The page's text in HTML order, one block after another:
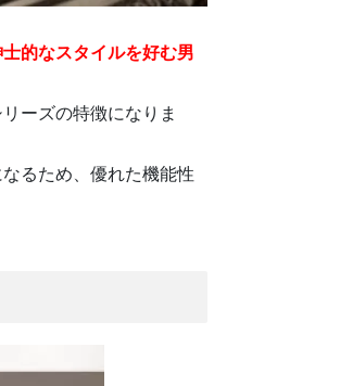
的なスタイルを好む男
ーズの特徴になりま
るため、優れた機能性